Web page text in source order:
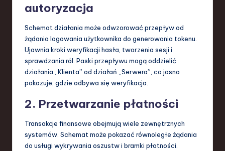
autoryzacja
Schemat działania może odwzorować przepływ od
żądania logowania użytkownika do generowania tokenu.
Ujawnia kroki weryfikacji hasła, tworzenia sesji i
sprawdzania ról. Paski przepływu mogą oddzielić
działania „Klienta” od działań „Serwera”, co jasno
pokazuje, gdzie odbywa się weryfikacja.
2. Przetwarzanie płatności
Transakcje finansowe obejmują wiele zewnętrznych
systemów. Schemat może pokazać równoległe żądania
do usługi wykrywania oszustw i bramki płatności.